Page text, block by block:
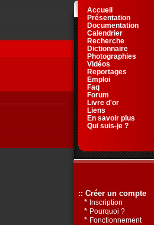
Accueil
Présentation
Documentation
Calendrier
Recherche
Dictionnaire
Photographies
Vidéos
Reportages
Emploi
Faq
Forum
Livre d'or
Liens
En savoir plus
Qui suis-je ?
:: Créer un compte
* Inscription
* Pourquoi ?
* Fonctionnement